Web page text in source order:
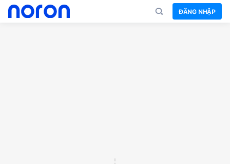
ĐĂNG NHẬP